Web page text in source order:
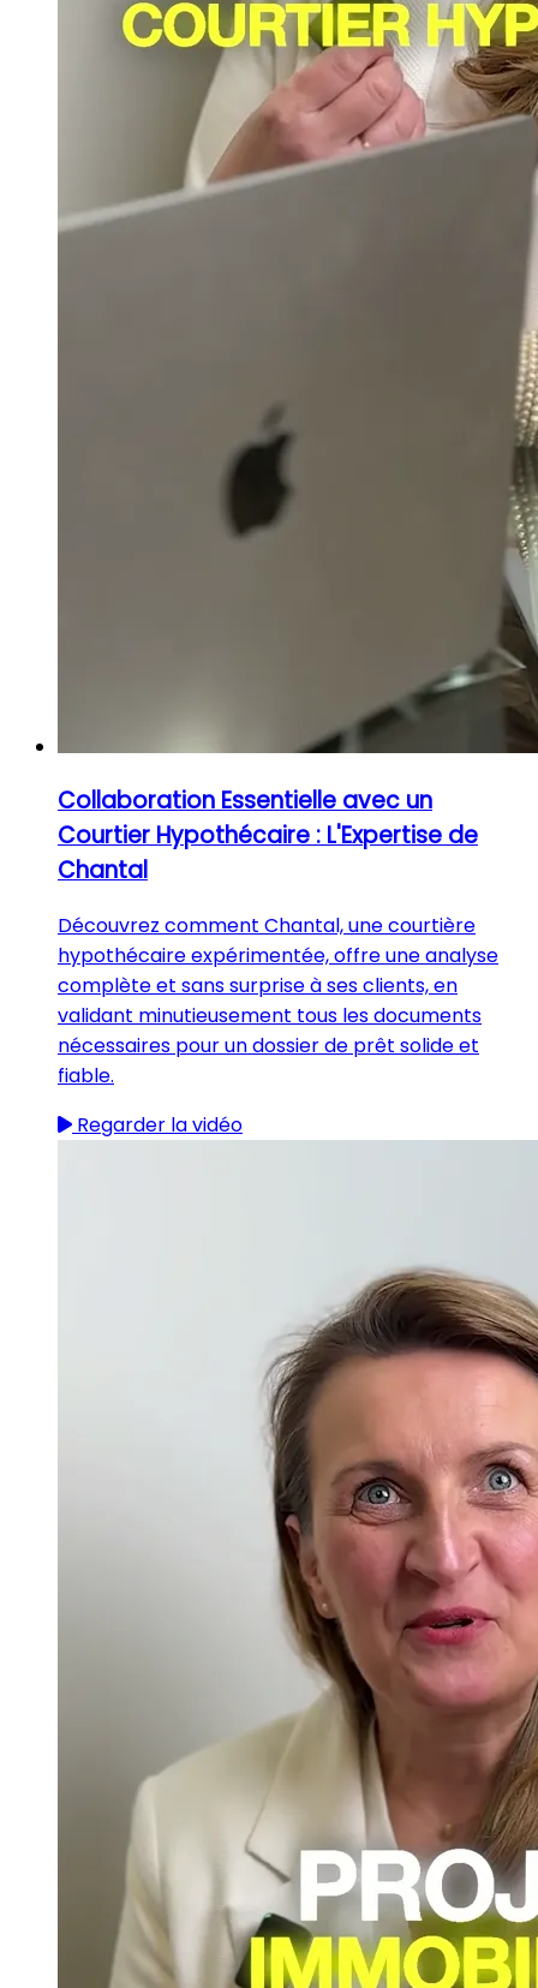
Collaboration Essentielle avec un
Courtier Hypothécaire : L'Expertise de
Chantal
Découvrez comment Chantal, une courtière
hypothécaire expérimentée, offre une analyse
complète et sans surprise à ses clients, en
validant minutieusement tous les documents
nécessaires pour un dossier de prêt solide et
fiable.
Regarder la vidéo